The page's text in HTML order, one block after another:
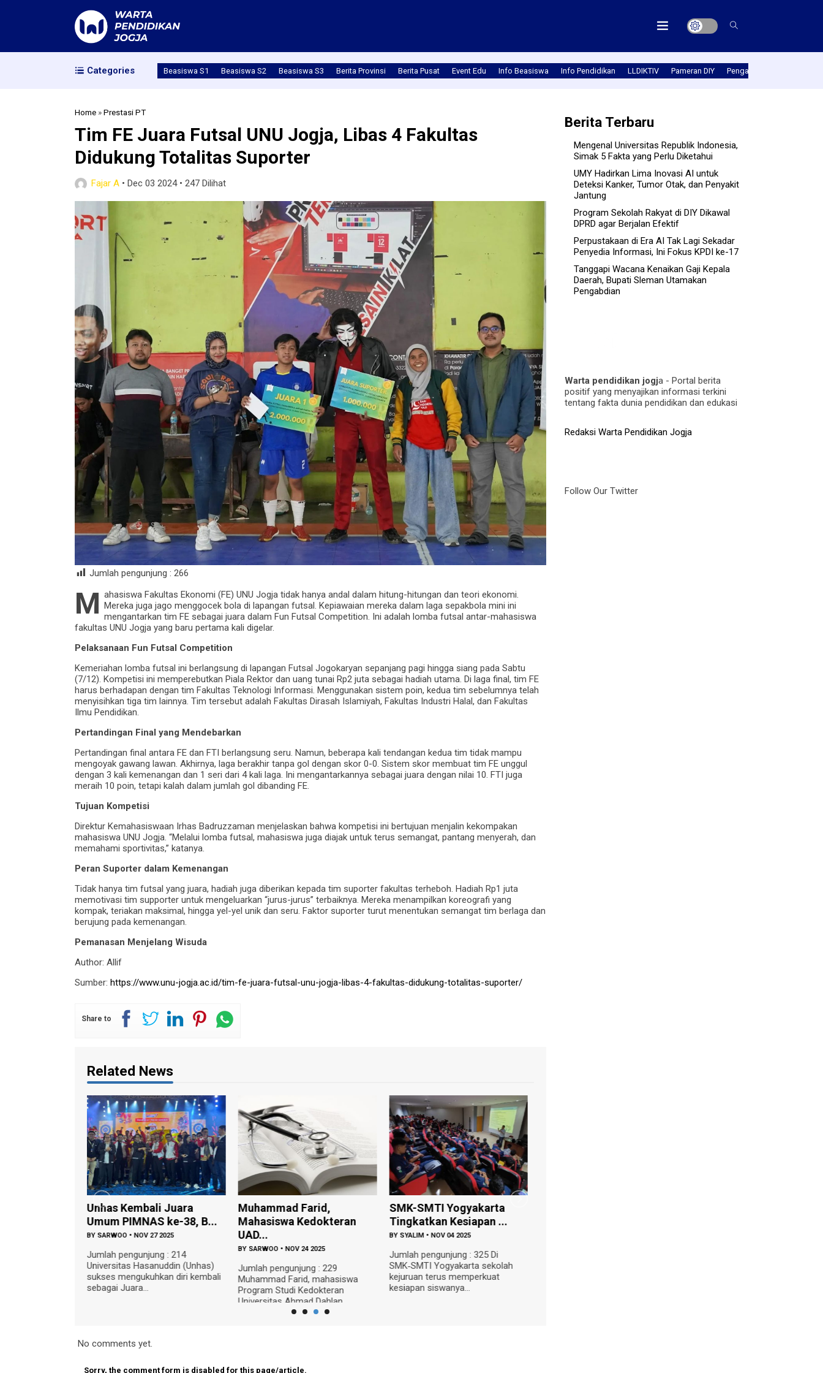
Categories Beasiswa S1 Beasiswa S2 Beasiswa S3 Berita Provinsi Berita Pusat Event Edu Info Beasiswa Info Pendidikan LLDIKTIV Pameran DIY Pengabmas
Home »Prestasi PT
Tim FE Juara Futsal UNU Jogja, Libas 4 Fakultas
Didukung Totalitas Suporter
Fajar A • Dec 03 2024• 247 Dilihat
Jumlah pengunjung : 266
M ahasiswa Fakultas Ekonomi (FE) UNU Jogja tidak hanya andal dalam hitung-hitungan dan teori ekonomi.
Mereka juga jago menggocek bola di lapangan futsal. Kepiawaian mereka dalam laga sepakbola mini ini
mengantarkan tim FE sebagai juara dalam Fun Futsal Competition. Ini adalah lomba futsal antar-mahasiswa
fakultas UNU Jogja yang baru pertama kali digelar.
Pelaksanaan Fun Futsal Competition
Kemeriahan lomba futsal ini berlangsung di lapangan Futsal Jogokaryan sepanjang pagi hingga siang pada Sabtu
(7/12). Kompetisi ini memperebutkan Piala Rektor dan uang tunai Rp2 juta sebagai hadiah utama. Di laga final, tim FE
harus berhadapan dengan tim Fakultas Teknologi Informasi. Menggunakan sistem poin, kedua tim sebelumnya telah
menyisihkan tiga tim lainnya. Tim tersebut adalah Fakultas Dirasah Islamiyah, Fakultas Industri Halal, dan Fakultas
Ilmu Pendidikan.
Pertandingan Final yang Mendebarkan
Pertandingan final antara FE dan FTI berlangsung seru. Namun, beberapa kali tendangan kedua tim tidak mampu
mengoyak gawang lawan. Akhirnya, laga berakhir tanpa gol dengan skor 0-0. Sistem skor membuat tim FE unggul
dengan 3 kali kemenangan dan 1 seri dari 4 kali laga. Ini mengantarkannya sebagai juara dengan nilai 10. FTI juga
meraih 10 poin, tetapi kalah dalam jumlah gol dibanding FE.
Tujuan Kompetisi
Direktur Kemahasiswaan Irhas Badruzzaman menjelaskan bahwa kompetisi ini bertujuan menjalin kekompakan
mahasiswa UNU Jogja. “Melalui lomba futsal, mahasiswa juga diajak untuk terus semangat, pantang menyerah, dan
memahami sportivitas,” katanya.
Peran Suporter dalam Kemenangan
Tidak hanya tim futsal yang juara, hadiah juga diberikan kepada tim suporter fakultas terheboh. Hadiah Rp1 juta
memotivasi tim supporter untuk mengeluarkan “jurus-jurus” terbaiknya. Mereka menampilkan koreografi yang
kompak, teriakan maksimal, hingga yel-yel unik dan seru. Faktor suporter turut menentukan semangat tim berlaga dan
berujung pada kemenangan.
Pemanasan Menjelang Wisuda
Author: Allif
Sumber: https://www.unu-jogja.ac.id/tim-fe-juara-futsal-unu-jogja-libas-4-fakultas-didukung-totalitas-suporter/
Share to
Related News
Unhas Kembali Juara
Umum PIMNAS ke-38, B...
BY SARWOO •NOV 27 2025
Jumlah pengunjung : 214
Universitas Hasanuddin (Unhas)
sukses mengukuhkan diri kembali
sebagai Juara...
Muhammad Farid,
Mahasiswa Kedokteran
UAD...
BY SARWOO •NOV 24 2025
Jumlah pengunjung : 229
Muhammad Farid, mahasiswa
Program Studi Kedokteran
Universitas Ahmad Dahlan ...
SMK-SMTI Yogyakarta
Tingkatkan Kesiapan ...
BY SYALIM •NOV 04 2025
Jumlah pengunjung : 325 Di
SMK‑SMTI Yogyakarta sekolah
kejuruan terus memperkuat
kesiapan siswanya...
No comments yet.
Sorry, the comment form is disabled for this page/article.
Berita Terbaru
Mengenal Universitas Republik Indonesia,
Simak 5 Fakta yang Perlu Diketahui
UMY Hadirkan Lima Inovasi AI untuk
Deteksi Kanker, Tumor Otak, dan Penyakit
Jantung
Program Sekolah Rakyat di DIY Dikawal
DPRD agar Berjalan Efektif
Perpustakaan di Era AI Tak Lagi Sekadar
Penyedia Informasi, Ini Fokus KPDI ke-17
Tanggapi Wacana Kenaikan Gaji Kepala
Daerah, Bupati Sleman Utamakan
Pengabdian
Warta pendidikan jogja - Portal berita
positif yang menyajikan informasi terkini
tentang fakta dunia pendidikan dan edukasi
Redaksi Warta Pendidikan Jogja
Follow Our Twitter